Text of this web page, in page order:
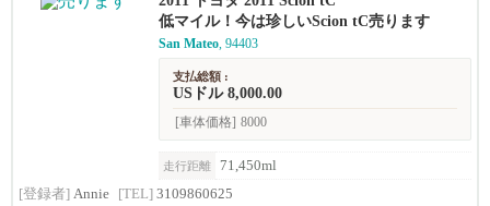
低マイル！今は珍しいScion tC売ります
San Mateo, 94403
支払総額 :
USドル 8,000.00
[車体価格] 8000
走行距離
71,450ml
[登録者] Annie [TEL] 3109860625